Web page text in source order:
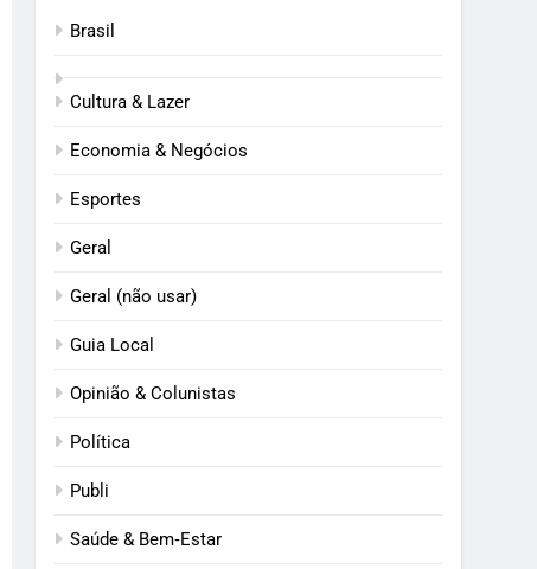
Brasil
Cultura & Lazer
Economia & Negócios
Esportes
Geral
Geral (não usar)
Guia Local
Opinião & Colunistas
Política
Publi
Saúde & Bem‑Estar